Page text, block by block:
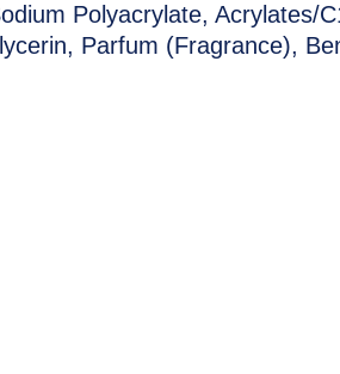
Polyacrylate, Acrylates/
Parfum (Fragrance),